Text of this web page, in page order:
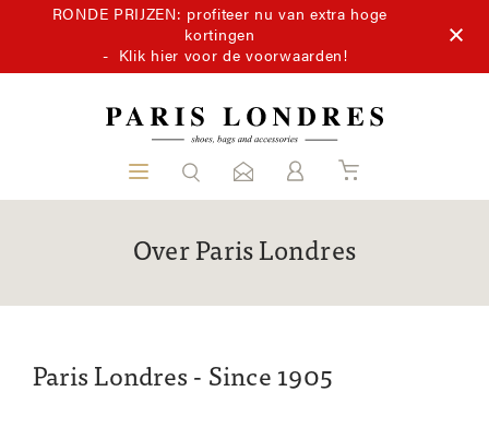
RONDE PRIJZEN: profiteer nu van extra hoge
kortingen
- Klik hier voor de voorwaarden!
Over Paris Londres
Paris Londres - Since 1905